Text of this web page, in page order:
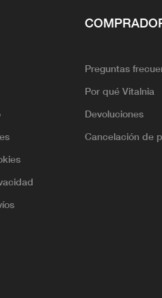
Preguntas
Por qué Vitalnia
Devoluciones
Cancelación de